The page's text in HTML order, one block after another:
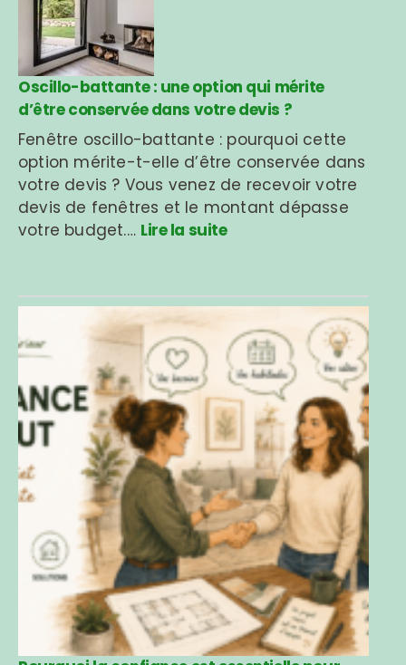
Oscillo-battante : une option qui mérite
d’être conservée dans votre devis ?
Fenêtre oscillo-battante : pourquoi cette
option mérite-t-elle d’être conservée dans
votre devis ? Vous venez de recevoir votre
devis de fenêtres et le montant dépasse
votre budget.… Lire la suite